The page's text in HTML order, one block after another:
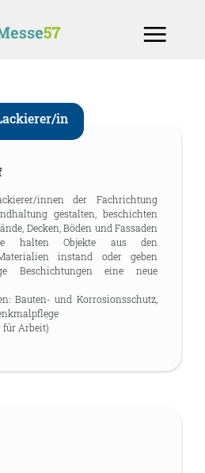
in
innen der Fachrichtung
gestalten, beschichten
Decken, Böden und Fassaden
halten Objekte aus den
instand oder geben
Beschichtungen eine neue
Bauten- und Korrosionsschutz,
für Arbeit)